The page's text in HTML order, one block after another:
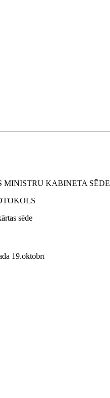
MINISTRU KABINETA SĒDE
sēde
19.oktobrī